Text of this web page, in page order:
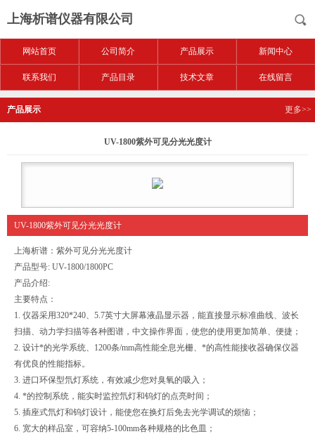
上海析谱仪器有限公司
网站首页 公司简介 产品展示 新闻中心
联系我们 产品目录 技术文章 在线留言
产品展示 更多>>
UV-1800紫外可见分光光度计
UV-1800紫外可见分光光度计
上海析谱：紫外可见分光光度计
产品型号: UV-1800/1800PC
产品介绍:
主要特点：
1. 仪器采用320*240、5.7英寸大屏幕液晶显示器，能直接显示标准曲线、波长
扫描、动力学扫描等各种图谱，中文操作界面，使您的使用更加简单、便捷；
2. 设计*的光学系统、1200条/mm高性能全息光栅、*的高性能接收器确保仪器
有优良的性能指标。
3. 进口环保型氘灯系统，有效减少您对臭氧的吸入；
4. *的控制系统，能实时监控氘灯和钨灯的点亮时间；
5. 插座式氘灯和钨灯设计，能使您在换灯后免去光学调试的烦恼；
6. 宽大的样品室，可容纳5-100mm各种规格的比色皿；